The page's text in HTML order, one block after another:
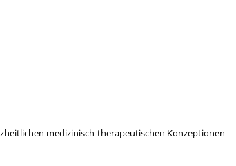
medizinisch-therapeutischen Konzeptionen